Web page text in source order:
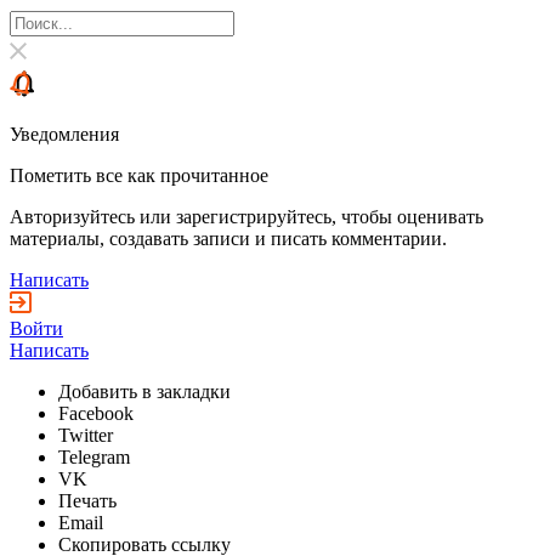
Уведомления
Пометить все как прочитанное
Авторизуйтесь или зарегистрируйтесь, чтобы оценивать
материалы, создавать записи и писать комментарии.
Написать
Войти
Написать
Добавить в закладки
Facebook
Twitter
Telegram
VK
Печать
Email
Скопировать ссылку